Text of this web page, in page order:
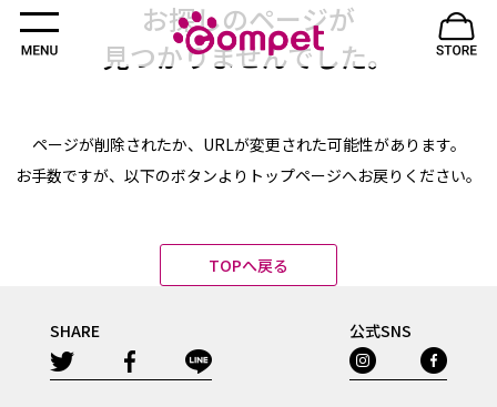
お探しのページが
見つかりませんでした。
ページが削除されたか、URLが変更された可能性があります。
お手数ですが、以下のボタンよりトップページへお戻りください。
TOPへ戻る
SHARE 公式SNS